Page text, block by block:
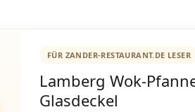
FÜR ZANDER-RESTAURANT.DE LESER
Lamberg Wok-
Glasdeckel